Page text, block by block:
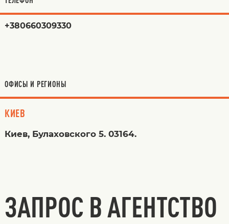
+380660309330
ОФИСЫ И РЕГИОНЫ
КИЕВ
Киев, Булаховского 5. 03164.
ЗАПРОС В АГЕНТСТВО